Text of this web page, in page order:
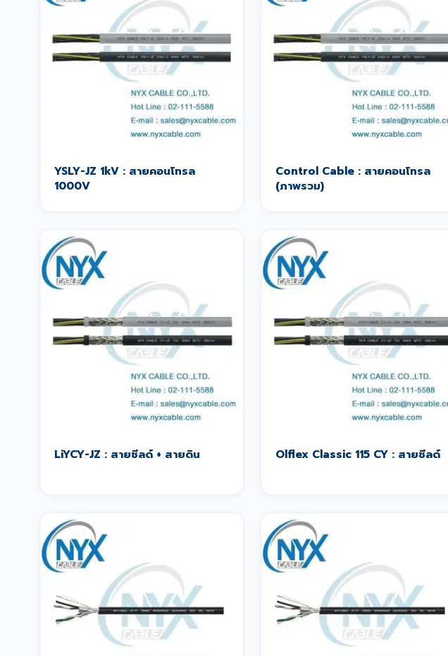
YSLY-JZ 1kV : สายคอนโทรล
1000V
Control Cable : สายคอนโทรล
(ภาพรวม)
LiYCY-JZ : สายชีลด์ + สายดิน Olflex Classic 115 CY : สายชีลด์